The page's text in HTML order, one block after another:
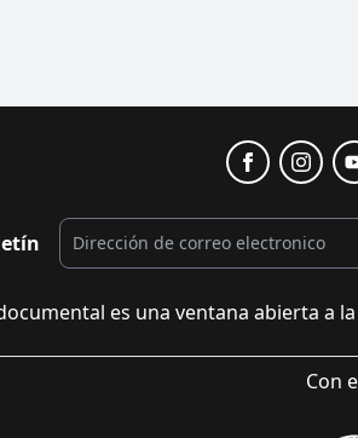
es una ventana abierta a
Con